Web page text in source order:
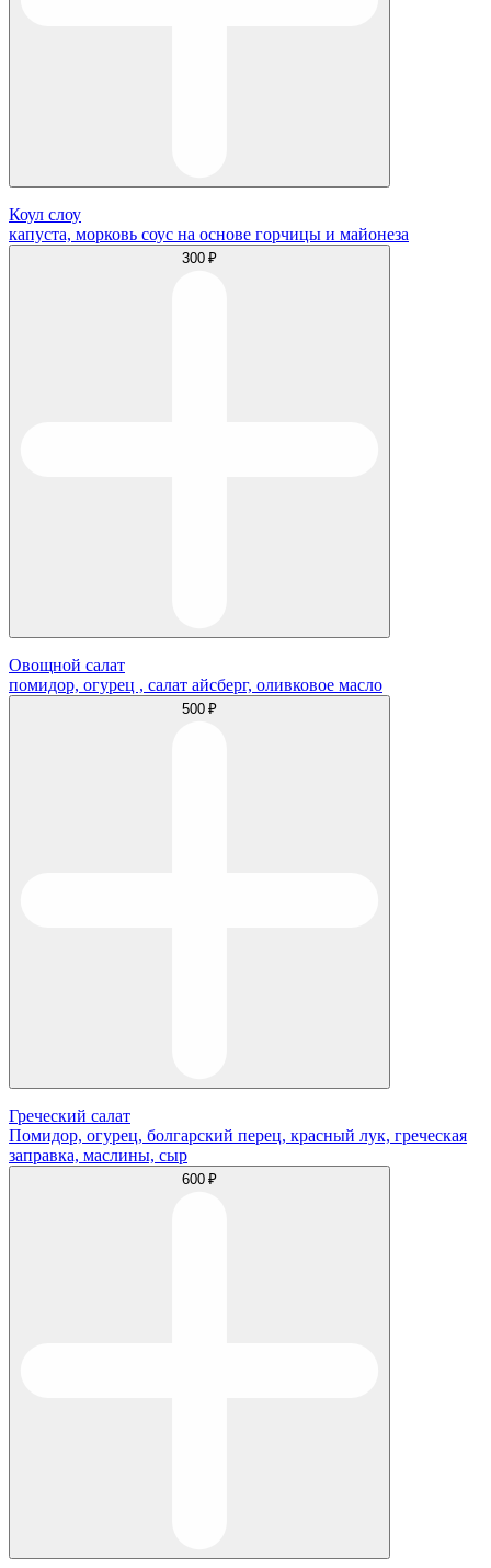
Коул слоу
капуста, морковь соус на основе горчицы и майонеза
300 ₽
Овощной салат
помидор, огурец , салат айсберг, оливковое масло
500 ₽
Греческий салат
Помидор, огурец, болгарский перец, красный лук, греческая
заправка, маслины, сыр
600 ₽